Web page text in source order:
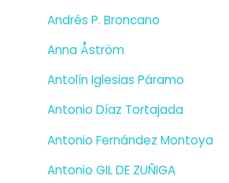
Andrés P. Broncano
Anna Åström
Antolín Iglesias Páramo
Antonio Díaz Tortajada
Antonio Fernández Montoya
Antonio GIL DE ZUÑIGA